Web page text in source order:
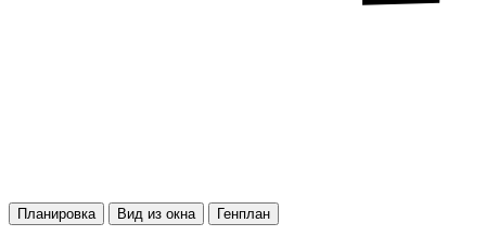
Планировка Вид из окна Генплан